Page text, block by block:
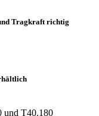
Tragkraft richtig